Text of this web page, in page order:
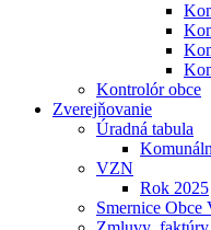
Kontrolór obce
Zverejňovanie
Úradná tabula
VZN
Rok 2025
Smernice Obce